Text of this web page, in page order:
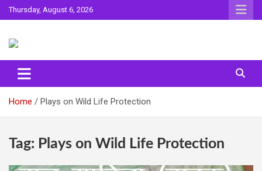
Skip
to
Thursday, August 6, 2026
Surta
Home Plays on Wild Life Protection
Tag: Plays on Wild Life Protection